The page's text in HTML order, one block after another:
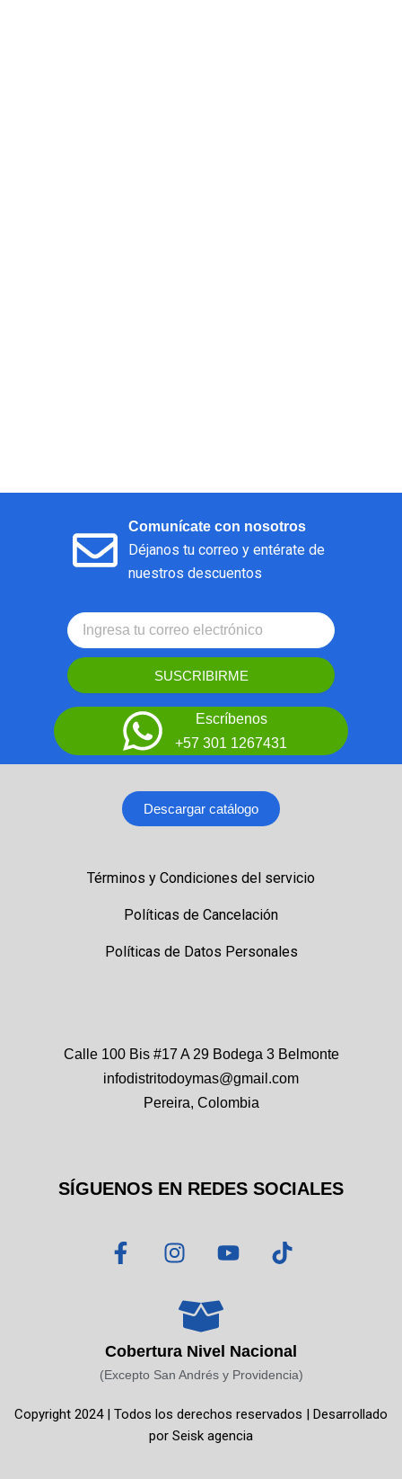
Comunícate con nosotros
Déjanos tu correo y entérate de
nuestros descuentos
SUSCRIBIRME
Escríbenos
+57 301 1267431
Descargar catálogo
Términos y Condiciones del servicio
Políticas de Cancelación
Políticas de Datos Personales
Calle 100 Bis #17 A 29 Bodega 3 Belmonte
infodistritodoymas@gmail.com
Pereira, Colombia
SÍGUENOS EN REDES SOCIALES
F
a
o
o
-
I
n
t
a
g
r
m
Y
o
b
e
T
i
k
Cobertura Nivel Nacional
(Excepto San Andrés y Providencia)
Copyright 2024 | Todos los derechos reservados | Desarrollado
por Seisk agencia